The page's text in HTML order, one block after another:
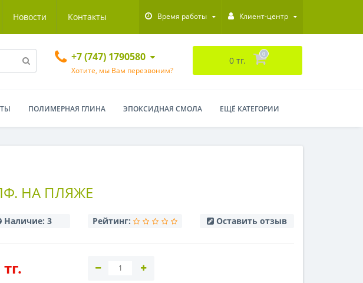
Новости Контакты Время работы Клиент-центр
+7 (747) 1790580
Хотите, мы Вам перезвоним?
0 тг.
0
ПОЛИМЕРНАЯ ГЛИНА ЭПОКСИДНАЯ СМОЛА ЕЩЁ КАТЕГОРИИ
НА ПЛЯЖЕ
Наличие: 3 Рейтинг: Оставить отзыв